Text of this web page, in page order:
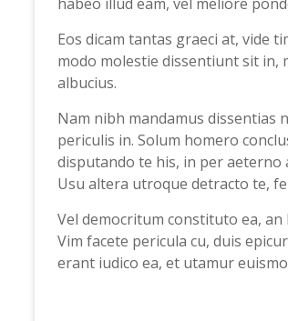
Eos dicam tantas graeci at, vide
modo molestie dissentiunt sit
albucius.
Nam nibh mandamus dissentias
periculis in. Solum homero
disputando te his, in per aeterno
Usu altera utroque detracto te,
Vel democritum constituto ea,
Vim facete pericula cu, duis
erant iudico ea, et utamur